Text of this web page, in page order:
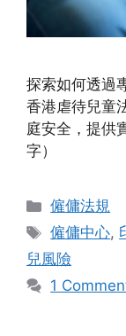
探索如何透過
香港虐待兒童
庭安全，提供
字）
Categories
僱傭法規
Tags
僱傭中心,
兒風險
1